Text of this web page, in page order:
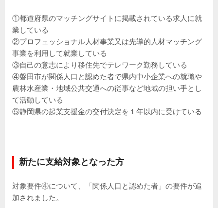
①都道府県のマッチングサイトに掲載されている求人に就
業している
②プロフェッショナル人材事業又は先導的人材マッチング
事業を利用して就業している
③自己の意志により移住先でテレワーク勤務している
④磐田市が関係人口と認めた者で県内中小企業への就職や
農林水産業・地域公共交通への従事など地域の担い手とし
て活動している
⑤静岡県の起業支援金の交付決定を１年以内に受けている
新たに支給対象となった方
対象要件④について、「関係人口と認めた者」の要件が追
加されました。